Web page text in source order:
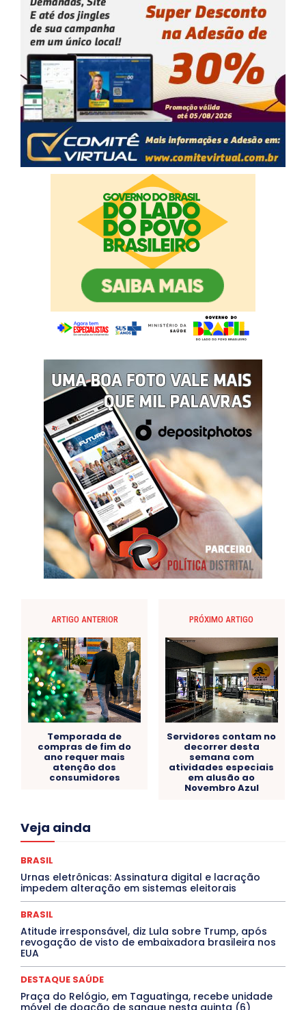
ARTIGO ANTERIOR
Temporada de
compras de fim do
ano requer mais
atenção dos
consumidores
PRÓXIMO ARTIGO
Servidores contam no
decorrer desta
semana com
atividades especiais
em alusão ao
Novembro Azul
Veja ainda
Acre
Congressuanas & Esplanadumas
Covid-19
Crônica Política Crônicas
CULTURA
Cultura e Tal
DANÇA Dengue
Denuncia
DESTAQUE BRASIL
DESTAQUE DF
DESTAQUE SAÚDE
DESTAQUES OUTROS
ELEIÇÕES
EMPREGO E OPORTUNIDADES
ENTORNO
Especial
Espírito Santo ESPORTE
ESTÁGIO
Febre Oropouche
FILMES
Goiás
INTELIGÊNCIA ARTIFICIAL
Jogos Online
JUDICIÁRIO LITERATURA
Maranhão
Marburg
Mato Grosso Mato Grosso do Sul
BRASIL
Urnas eletrônicas: Assinatura digital e lacração
impedem alteração em sistemas eleitorais
BRASIL
Atitude irresponsável, diz Lula sobre Trump, após
revogação de visto de embaixadora brasileira nos
EUA
DESTAQUE SAÚDE
Praça do Relógio, em Taguatinga, recebe unidade
móvel de doação de sangue nesta quinta (6)